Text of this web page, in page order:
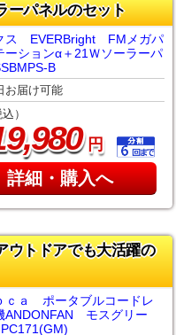
ーパネルのセット
ス EVERBright FMメガパ
ーションα＋21Ｗソーラーパ
B
お届け可能
込）
,980円
詳細・購入へ
トドアでも大活躍の
ｃａ ポータブルコードレ
ANDONFAN モスグリー